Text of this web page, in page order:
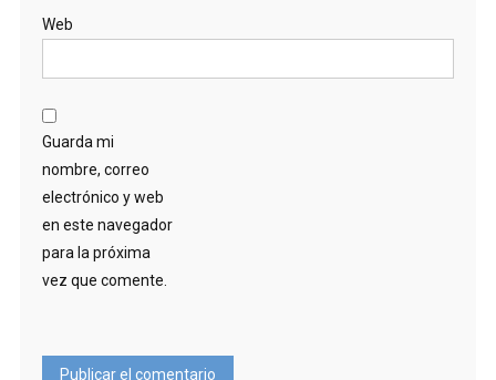
Web
Guarda mi
nombre, correo
electrónico y web
en este navegador
para la próxima
vez que comente.